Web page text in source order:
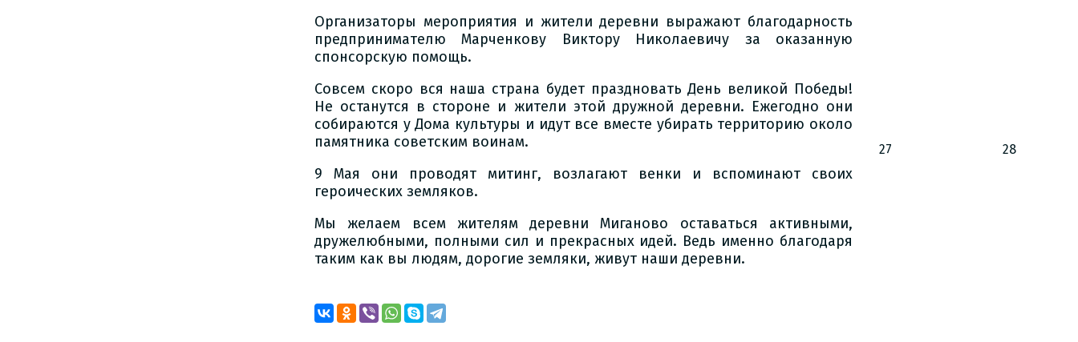
Организаторы мероприятия и жители деревни выражают благодарность
предпринимателю Марченкову Виктору Николаевичу за оказанную
спонсорскую помощь.
Совсем скоро вся наша страна будет праздновать День великой Победы!
Не останутся в стороне и жители этой дружной деревни. Ежегодно они
собираются у Дома культуры и идут все вместе убирать территорию около
памятника советским воинам.
9 Мая они проводят митинг, возлагают венки и вспоминают своих
героических земляков.
Мы желаем всем жителям деревни Миганово оставаться активными,
дружелюбными, полными сил и прекрасных идей. Ведь именно благодаря
таким как вы людям, дорогие земляки, живут наши деревни.
27 28